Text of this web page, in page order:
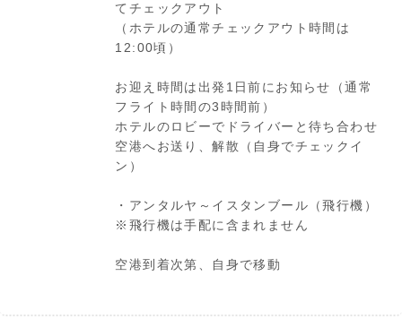
てチェックアウト
（ホテルの通常チェックアウト時間は
12:00頃）
お迎え時間は出発1日前にお知らせ（通常
フライト時間の3時間前）
ホテルのロビーでドライバーと待ち合わせ
空港へお送り、解散（自身でチェックイ
ン）
・アンタルヤ～イスタンブール（飛行機）
※飛行機は手配に含まれません
空港到着次第、自身で移動